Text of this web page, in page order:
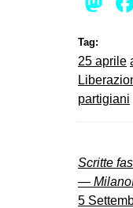
Tag:
25 aprile
partigiani
Scritte
—
5